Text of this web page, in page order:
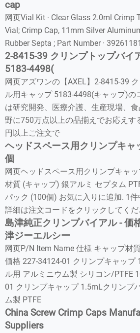
cap
网页Vial Kit · Clear Glass 2.0ml Crimp
Vial; Crimp Cap, 11mm Silver
Rubber Septa ; Part Number ·
2-8415-39 クリンプトップバイ
5183-4498(
网页アズワンの【AXEL】2-8415-39
ル用キャップ 5183-4498(キャップ)の
は研究開発、医療介護、生産現場、
野に750万点以上の品揃えでお応えす
円以上ご注文で
ヘッドスペース用クリンプキャ
個
网页ヘッドスペース用クリンプキャ
材質 (キャップ) 銀アルミ セプタム
パック (100個) お気に入りに追加. 1
詳細は注文コードをクリックしてく
島津純正クリンプバイアル - 価
津ジーエルシー
网页P/N Item Name 仕様 キャップ材
価格 227-34124-01 クリンプキャップ
ル用 アルミニウム製 シリコン/PTFE
01 クリンプキャップ 1.5mLクリンプ
ム製 PTFE
China Screw Crimp Caps
Suppliers